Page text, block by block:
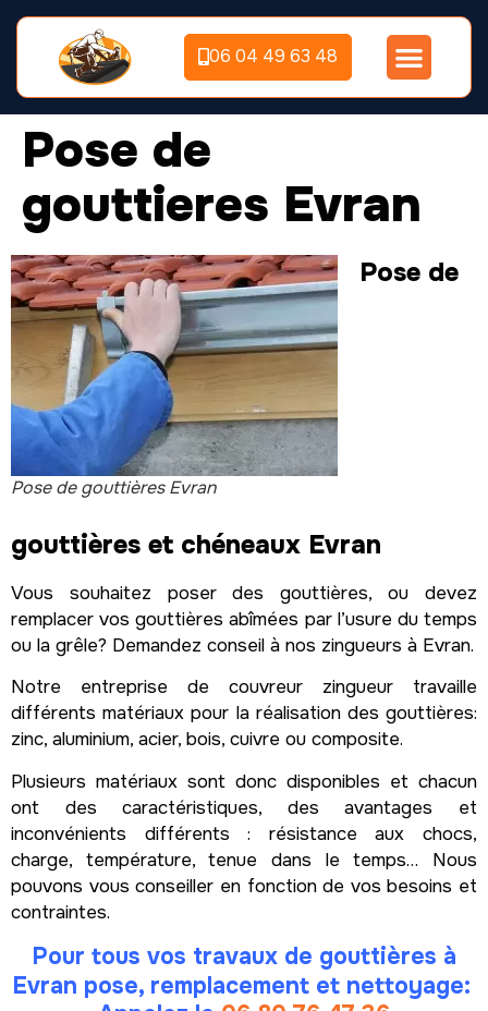
06 04 49 63 48
Pose de
gouttieres Evran
Pose de gouttières Evran
Pose de
gouttières et chéneaux Evran
Vous souhaitez poser des gouttières, ou devez
remplacer vos gouttières abîmées par l’usure du temps
ou la grêle? Demandez conseil à nos zingueurs à Evran.
Notre entreprise de couvreur zingueur travaille
différents matériaux pour la réalisation des gouttières:
zinc, aluminium, acier, bois, cuivre ou composite.
Plusieurs matériaux sont donc disponibles et chacun
ont des caractéristiques, des avantages et
inconvénients différents : résistance aux chocs,
charge, température, tenue dans le temps… Nous
pouvons vous conseiller en fonction de vos besoins et
contraintes.
Pour tous vos travaux de gouttières à
Evran pose, remplacement et nettoyage: